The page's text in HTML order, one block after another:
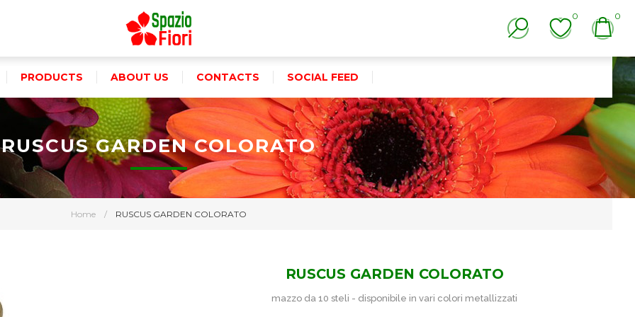
0 0
PRODUCTS ABOUT US CONTACTS SOCIAL FEED
Home / RUSCUS GARDEN COLORATO
RUSCUS GARDEN COLORATO
RUSCUS GARDEN COLORATO
mazzo da 10 steli - disponibile in vari colori metallizzati